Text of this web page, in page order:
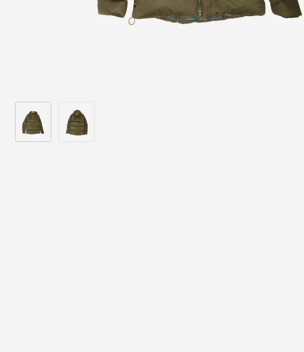
Bild 1 in Galerieansicht laden